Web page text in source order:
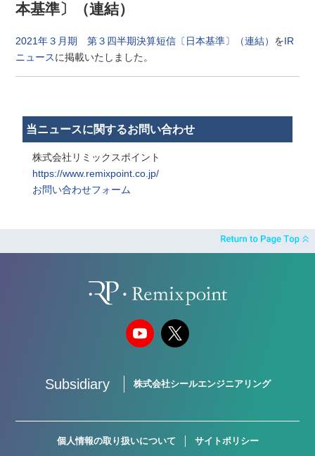
本基準〕（連結）
2021年３月期 第３四半期決算短信〔日本基準〕（連結） をIR
ニュースに掲載いたしました。
当ニュースに関するお問い合わせ
株式会社リミックスポイント
https://www.remixpoint.co.jp/
お問い合わせフォーム
Subsidiary 株式会社シールエンジニアリング
個人情報の取り扱いについて サイトポリシー